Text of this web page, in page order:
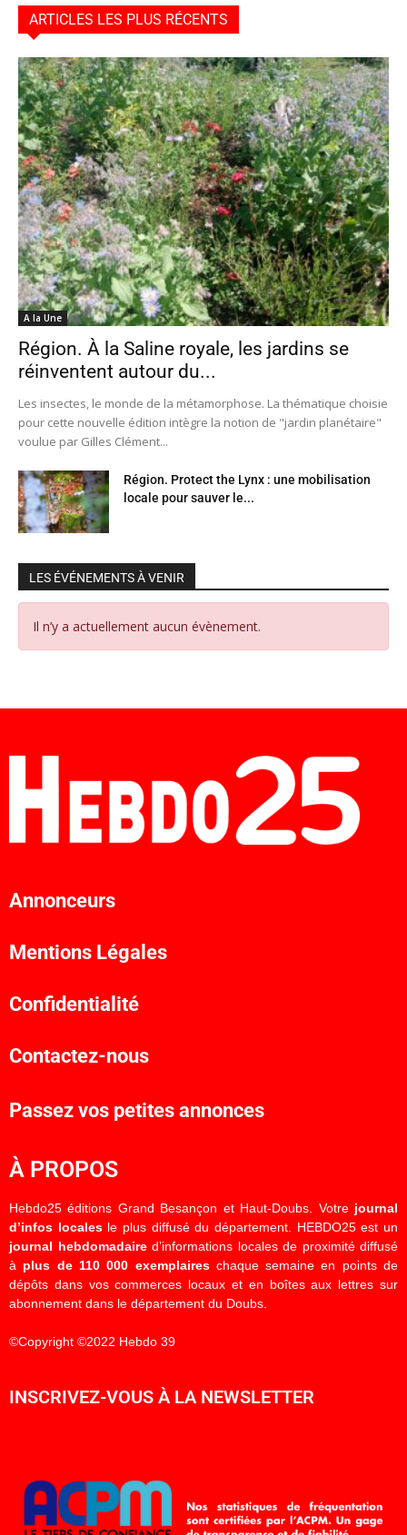
ARTICLES LES PLUS RÉCENTS
A la Une
Région. À la Saline royale, les jardins se
réinventent autour du...
Les insectes, le monde de la métamorphose. La thématique choisie
pour cette nouvelle édition intègre la notion de "jardin planétaire"
voulue par Gilles Clément...
Région. Protect the Lynx : une mobilisation
locale pour sauver le...
LES ÉVÉNEMENTS À VENIR
Il n’y a actuellement aucun évènement.
Annonceurs
Mentions Légales
Confidentialité
Contactez-nous
Passez vos petites annonces
À PROPOS
Hebdo25 éditions Grand Besançon et Haut-Doubs. Votre journal
d’infos localesle plus diffusé du département. HEBDO25 est un
journal hebdomadaired’informations locales de proximité diffusé
à plus de 110 000 exemplaireschaque semaine en points de
dépôts dans vos commerces locaux et en boîtes aux lettres sur
abonnement dans le département du Doubs.
©Copyright ©2022 Hebdo 39
INSCRIVEZ-VOUS À LA NEWSLETTER